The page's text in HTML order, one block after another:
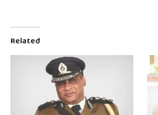
Related